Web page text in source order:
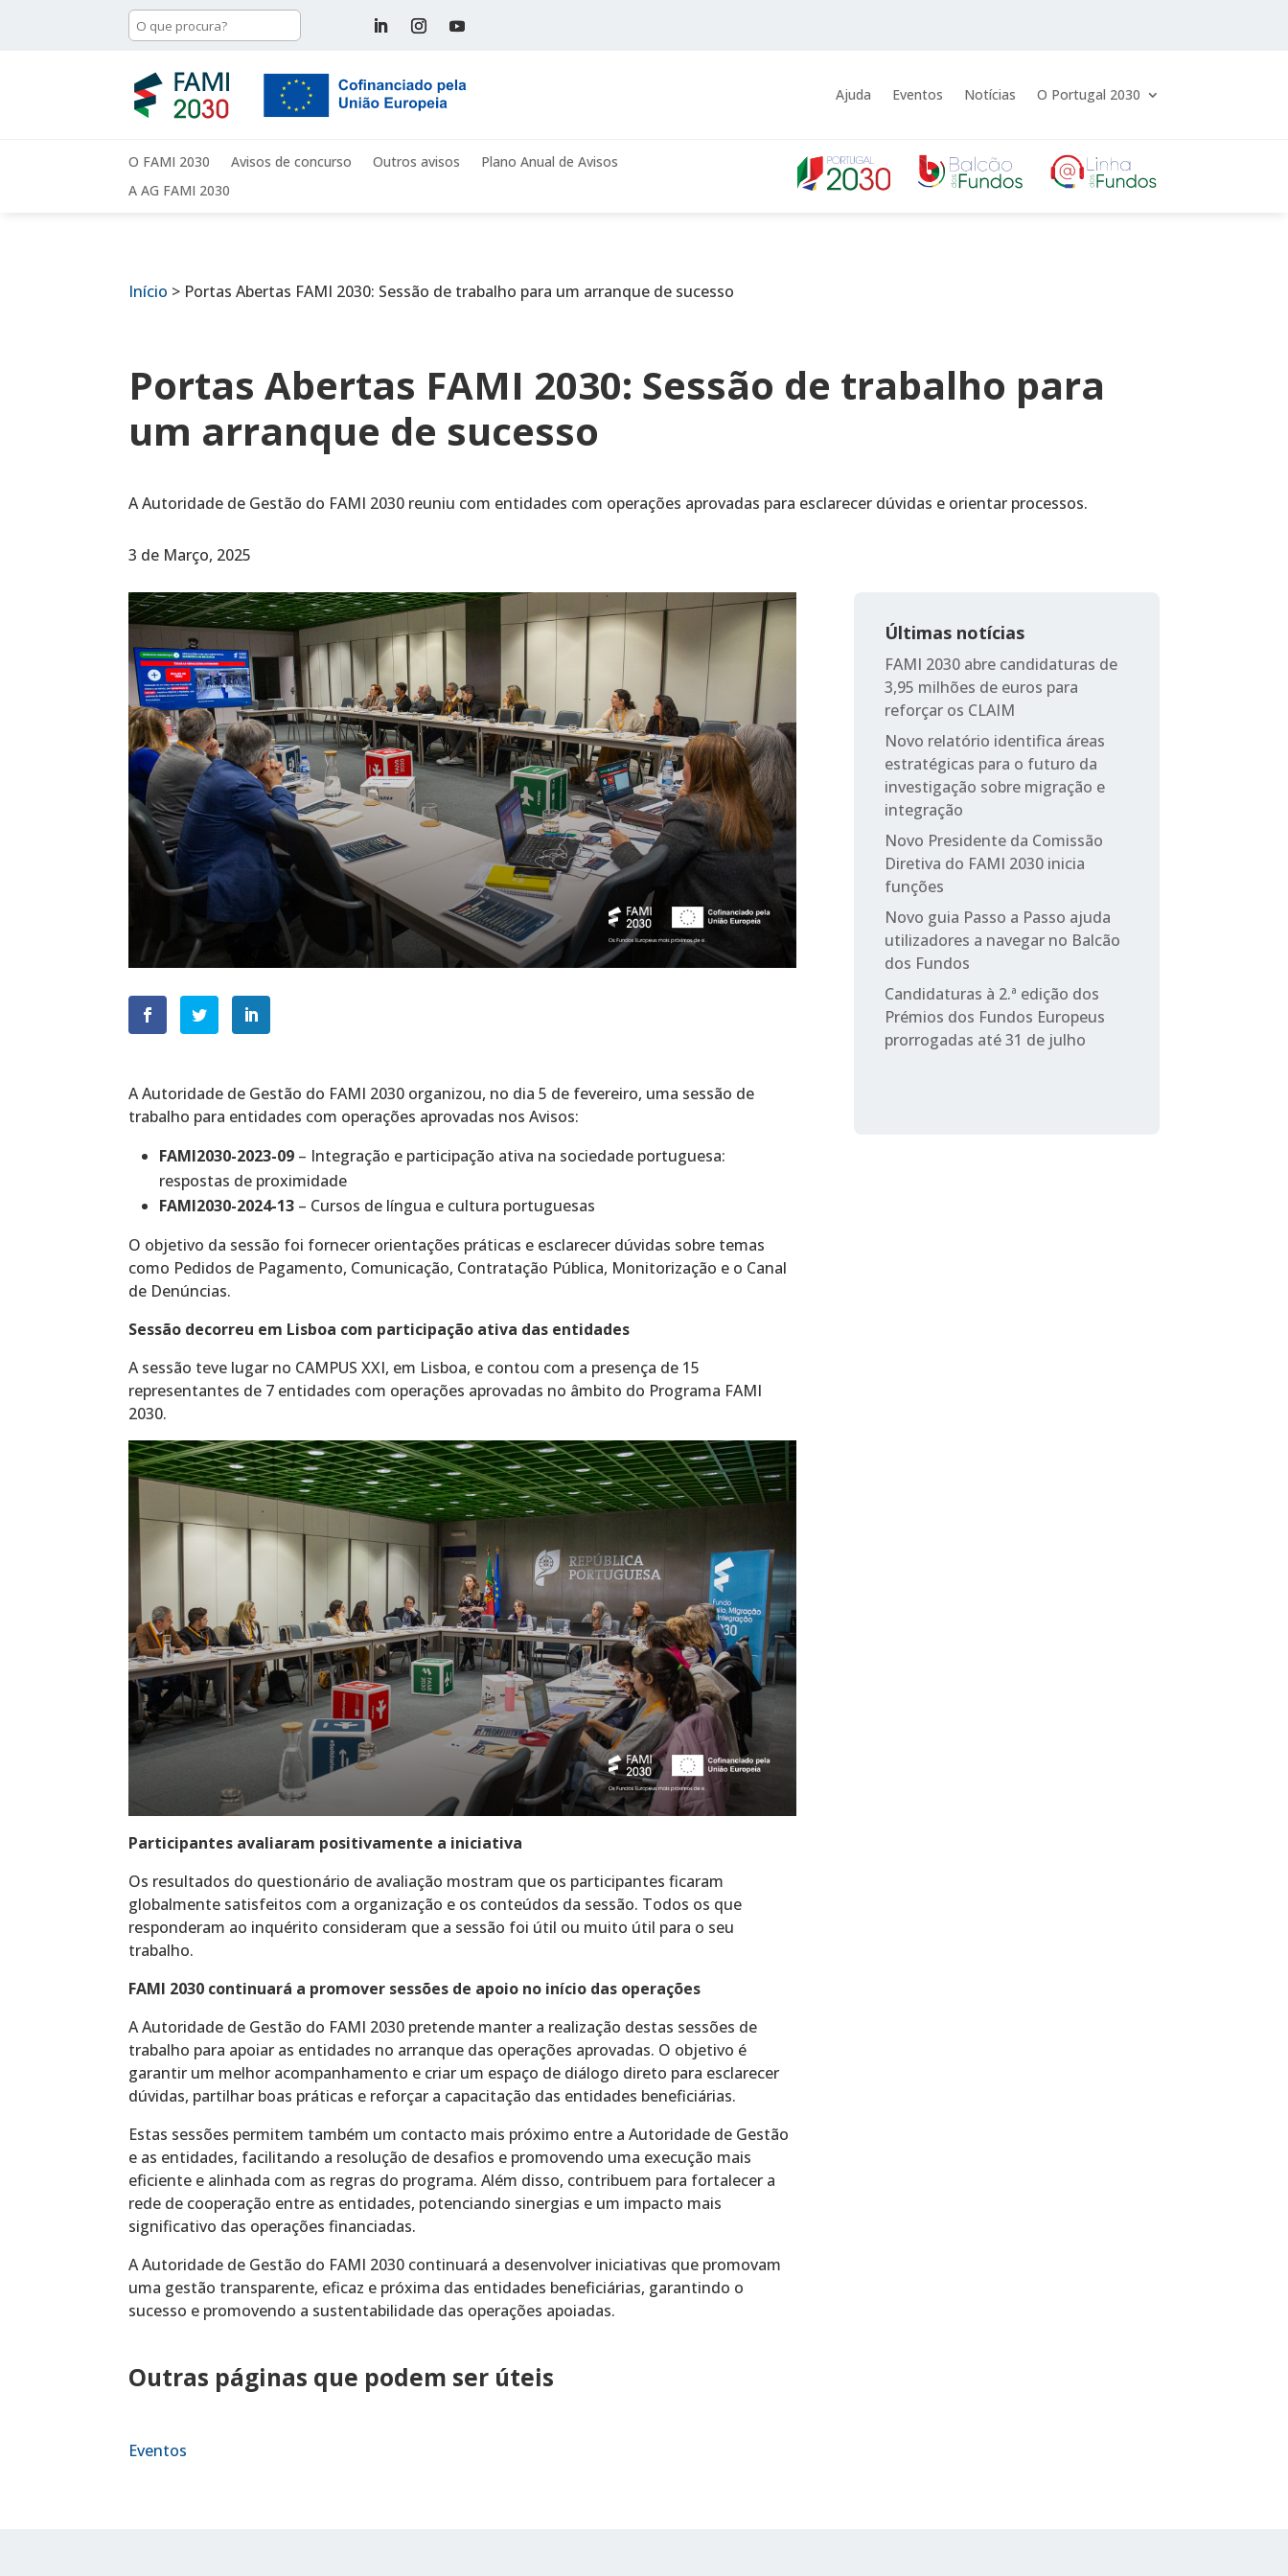
Ajuda Eventos Notícias O Portugal 2030
O FAMI 2030 Avisos de concurso Outros avisos
Plano Anual de Avisos
A AG FAMI 2030
Início > Portas Abertas FAMI 2030: Sessão de trabalho para um arranque de sucesso
Portas Abertas FAMI 2030: Sessão de trabalho para
um arranque de sucesso
A Autoridade de Gestão do FAMI 2030 reuniu com entidades com operações aprovadas para esclarecer dúvidas e orientar processos.
3 de Março, 2025
A Autoridade de Gestão do FAMI 2030 organizou, no dia 5 de fevereiro, uma sessão de
trabalho para entidades com operações aprovadas nos Avisos:
FAMI2030-2023-09 – Integração e participação ativa na sociedade portuguesa:
respostas de proximidade
FAMI2030-2024-13 – Cursos de língua e cultura portuguesas
O objetivo da sessão foi fornecer orientações práticas e esclarecer dúvidas sobre temas
como Pedidos de Pagamento, Comunicação, Contratação Pública, Monitorização e o Canal
de Denúncias.
Sessão decorreu em Lisboa com participação ativa das entidades
A sessão teve lugar no CAMPUS XXI, em Lisboa, e contou com a presença de 15
representantes de 7 entidades com operações aprovadas no âmbito do Programa FAMI
2030.
Participantes avaliaram positivamente a iniciativa
Os resultados do questionário de avaliação mostram que os participantes ficaram
globalmente satisfeitos com a organização e os conteúdos da sessão. Todos os que
responderam ao inquérito consideram que a sessão foi útil ou muito útil para o seu
trabalho.
FAMI 2030 continuará a promover sessões de apoio no início das operações
A Autoridade de Gestão do FAMI 2030 pretende manter a realização destas sessões de
trabalho para apoiar as entidades no arranque das operações aprovadas. O objetivo é
garantir um melhor acompanhamento e criar um espaço de diálogo direto para esclarecer
dúvidas, partilhar boas práticas e reforçar a capacitação das entidades beneficiárias.
Estas sessões permitem também um contacto mais próximo entre a Autoridade de Gestão
e as entidades, facilitando a resolução de desafios e promovendo uma execução mais
eficiente e alinhada com as regras do programa. Além disso, contribuem para fortalecer a
rede de cooperação entre as entidades, potenciando sinergias e um impacto mais
significativo das operações financiadas.
A Autoridade de Gestão do FAMI 2030 continuará a desenvolver iniciativas que promovam
uma gestão transparente, eficaz e próxima das entidades beneficiárias, garantindo o
sucesso e promovendo a sustentabilidade das operações apoiadas.
Últimas notícias
FAMI 2030 abre candidaturas de
3,95 milhões de euros para
reforçar os CLAIM
Novo relatório identifica áreas
estratégicas para o futuro da
investigação sobre migração e
integração
Novo Presidente da Comissão
Diretiva do FAMI 2030 inicia
funções
Novo guia Passo a Passo ajuda
utilizadores a navegar no Balcão
dos Fundos
Candidaturas à 2.ª edição dos
Prémios dos Fundos Europeus
prorrogadas até 31 de julho
Outras páginas que podem ser úteis
Eventos